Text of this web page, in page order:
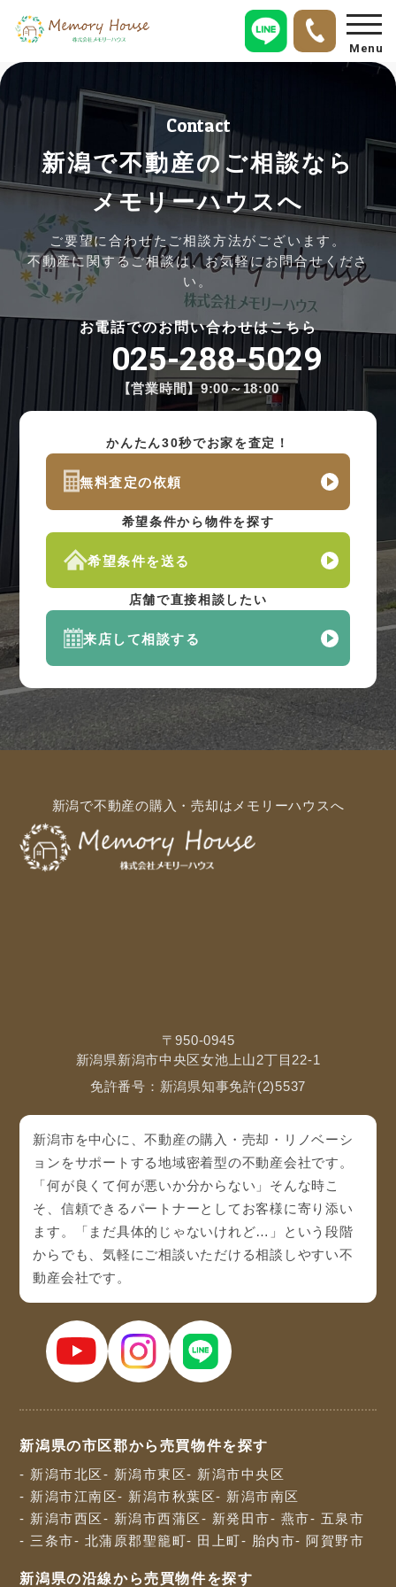
Menu
Contact
新潟で不動産のご相談なら
メモリーハウスへ
ご要望に合わせたご相談方法がございます。
不動産に関するご相談は、お気軽にお問合せくださ
い。
お電話でのお問い合わせはこちら
025-288-5029
【営業時間】9:00～18:00
かんたん30秒でお家を査定！
無料査定の依頼
希望条件から物件を探す
希望条件を送る
店舗で直接相談したい
来店して相談する
新潟で不動産の購入・売却はメモリーハウスへ
〒950-0945
新潟県新潟市中央区女池上山2丁目22-1
免許番号：新潟県知事免許(2)5537
新潟市を中心に、不動産の購入・売却・リノベーシ
ョンをサポートする地域密着型の不動産会社です。
「何が良くて何が悪いか分からない」そんな時こ
そ、信頼できるパートナーとしてお客様に寄り添い
ます。「まだ具体的じゃないけれど…」という段階
からでも、気軽にご相談いただける相談しやすい不
動産会社です。
新潟県の市区郡から売買物件を探す
- 新潟市北区 - 新潟市東区- 新潟市中央区
- 新潟市江南区- 新潟市秋葉区- 新潟市南区
- 新潟市西区 - 新潟市西蒲区 - 新発田市- 燕市- 五泉市
- 三条市- 北蒲原郡聖籠町- 田上町- 胎内市- 阿賀野市
新潟県の沿線から売買物件を探す